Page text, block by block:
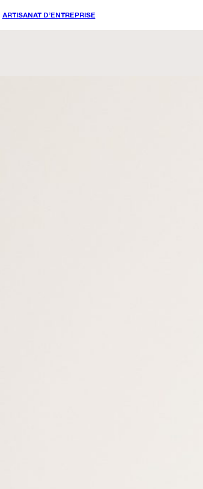
ARTISANAT D’ENTREPRISE